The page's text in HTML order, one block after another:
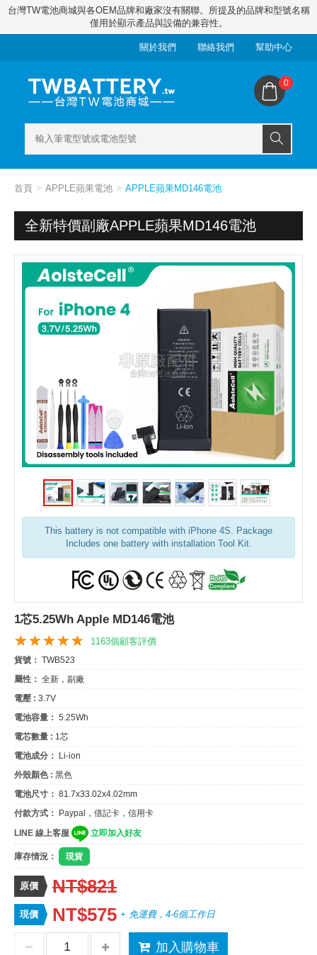
台灣TW電池商城與各OEM品牌和廠家沒有關聯。所提及的品牌和型號名稱
僅用於顯示產品與設備的兼容性。
關於我們 聯絡我們 幫助中心
0
首頁 APPLE蘋果電池 APPLE蘋果MD146電池
全新特價副廠APPLE蘋果MD146電池
This battery is not compatible with iPhone 4S. Package
Includes one battery with installation Tool Kit.
1芯5.25Wh Apple MD146電池
1163個顧客評價
貨號： TWB523
屬性： 全新，副廠
電壓 : 3.7V
電池容量： 5.25Wh
電芯數量 : 1芯
電池成分： Li-ion
外殼顏色 : 黑色
電池尺寸： 81.7x33.02x4.02mm
付款方式： Paypal，借記卡，信用卡
LINE 線上客服
立即加入好友
庫存情況： 現貨
原價 NT$821
現價 NT$575 + 免運費，4-6個工作日
加入購物車